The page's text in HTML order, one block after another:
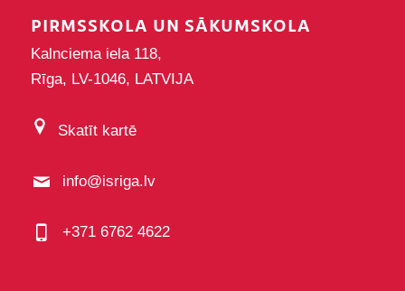
PIRMSSKOLA UN SĀKUMSKOLA
Kalnciema iela 118,
Rīga, LV-1046, LATVIJA
Skatīt kartē
info@isriga.lv
+371 6762 4622